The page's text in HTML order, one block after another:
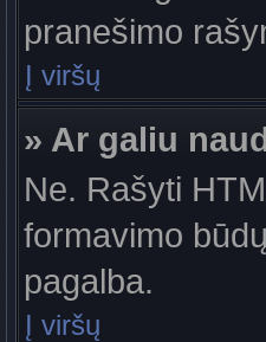
pranešimo
Į viršų
» Ar galiu
Ne. Rašyti
formavimo
pagalba.
Į viršų